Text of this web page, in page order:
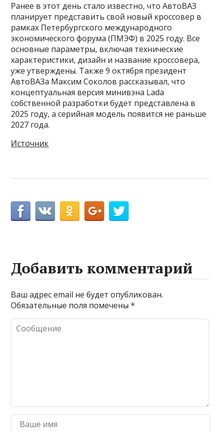
Ранее в этот день стало известно, что АвтоВАЗ
планирует представить свой новый кроссовер в
рамках Петербургского международного
экономического форума (ПМЭФ) в 2025 году. Все
основные параметры, включая технические
характеристики, дизайн и название кроссовера,
уже утверждены. Также 9 октября президент
АвтоВАЗа Максим Соколов рассказывал, что
концептуальная версия минивэна Lada
собственной разработки будет представлена в
2025 году, а серийная модель появится не раньше
2027 года.
Источник
Добавить комментарий
Ваш адрес email не будет опубликован.
Обязательные поля помечены*